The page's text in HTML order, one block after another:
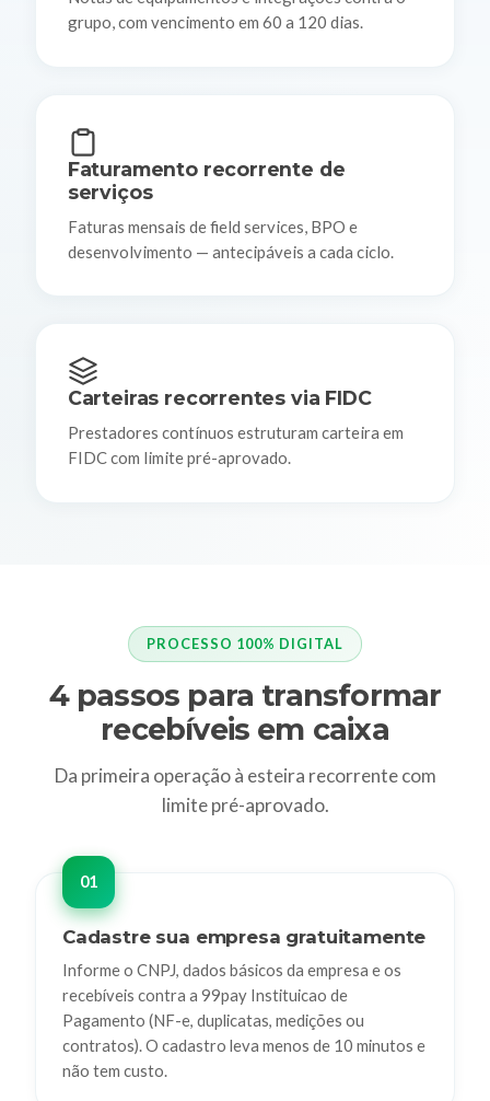
grupo, com vencimento em 60 a 120 dias.
Faturamento recorrente de
serviços
Faturas mensais de field services, BPO e
desenvolvimento — antecipáveis a cada ciclo.
Carteiras recorrentes via FIDC
Prestadores contínuos estruturam carteira em
FIDC com limite pré-aprovado.
PROCESSO 100% DIGITAL
4 passos para transformar
recebíveis em caixa
Da primeira operação à esteira recorrente com
limite pré-aprovado.
Cadastre sua empresa gratuitamente
Informe o CNPJ, dados básicos da empresa e os
recebíveis contra a 99pay Instituicao de
Pagamento (NF-e, duplicatas, medições ou
contratos). O cadastro leva menos de 10 minutos e
não tem custo.